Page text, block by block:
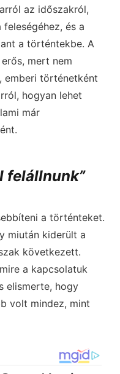
az időszakról,
és a
a történtekbe. A
mert nem
emberi történetként
hogyan lehet
már
felállnunk”
a történteket.
miután kiderült a
következett.
a kapcsolatuk
elismerte, hogy
volt mindez, mint